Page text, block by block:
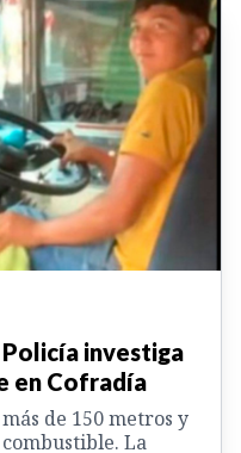
investiga
en Cofradía
de 150 metros y
La